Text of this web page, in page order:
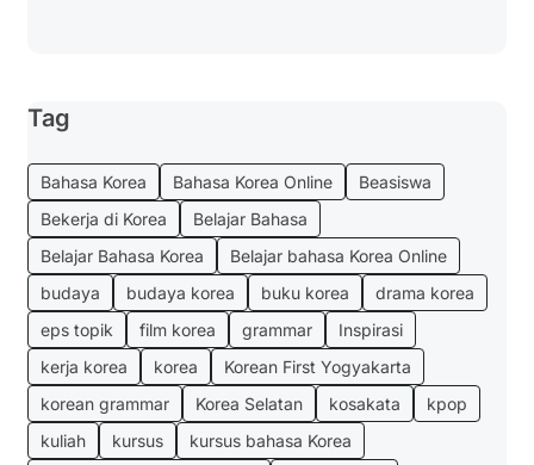
Tag
Bahasa Korea Bahasa Korea Online
Beasiswa
Bekerja di Korea
Belajar Bahasa
Belajar Bahasa Korea
Belajar bahasa Korea Online
budaya
budaya korea buku korea
drama korea
eps topik
film korea grammar
Inspirasi
kerja korea
korea
Korean First Yogyakarta
korean grammar
Korea Selatan kosakata
kpop
kuliah
kursus
kursus bahasa Korea